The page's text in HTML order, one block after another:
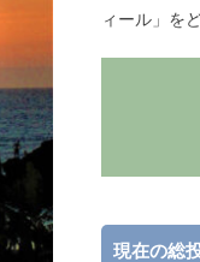
ィール」を
現在の総